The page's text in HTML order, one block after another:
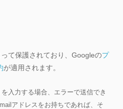
て保護されており、Googleのプ
が適用されます。
入力する場合、エラーで送信でき
アドレスをお持ちであれば、そ